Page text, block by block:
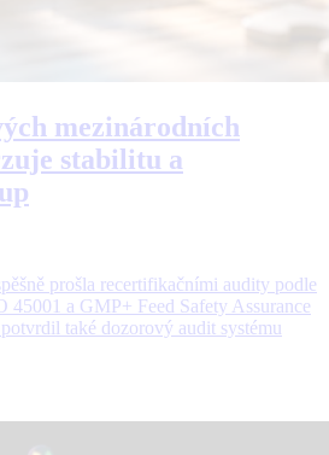
mezinárodních
stabilitu a
prošla recertifikačními audity podle
45001 a GMP+ Feed Safety Assurance
také dozorový audit systému